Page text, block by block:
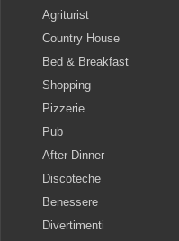
Agriturist
Country House
Bed & Breakfast
Shopping
Pizzerie
Pub
After Dinner
Discoteche
Benessere
Divertimenti